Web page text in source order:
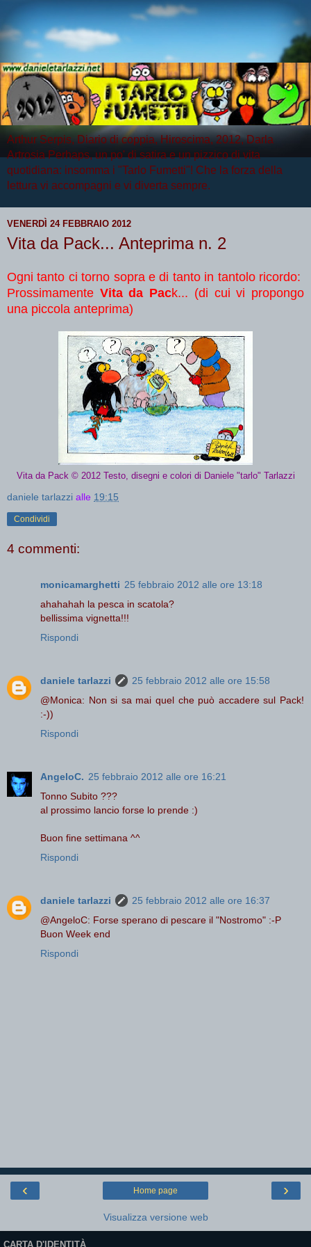
Arthur Serpis, Diario di coppia, Hiroscima, 2012, Darla
Artrosia Perhaps, un po' di satira e un pizzico di vita
quotidiana: insomma i "Tarlo Fumetti"! Che la forza della
lettura vi accompagni e vi diverta sempre.
VENERDÌ 24 FEBBRAIO 2012
Vita da Pack... Anteprima n. 2
Ogni tanto ci torno sopra e di tanto in tantolo ricordo:
Prossimamente Vita da Pack... (di cui vi propongo
una piccola anteprima)
Vita da Pack © 2012 Testo, disegni e colori di Daniele "tarlo" Tarlazzi
daniele tarlazzi alle 19:15
Condividi
4 commenti:
monicamarghetti 25 febbraio 2012 alle ore 13:18
ahahahah la pesca in scatola?
bellissima vignetta!!!
Rispondi
daniele tarlazzi
25 febbraio 2012 alle ore 15:58
@Monica: Non si sa mai quel che può accadere sul Pack!
:-))
Rispondi
AngeloC. 25 febbraio 2012 alle ore 16:21
Tonno Subito ???
al prossimo lancio forse lo prende :)
Buon fine settimana ^^
Rispondi
daniele tarlazzi
25 febbraio 2012 alle ore 16:37
@AngeloC: Forse sperano di pescare il "Nostromo" :-P
Buon Week end
Rispondi
‹ ›
Home page
Visualizza versione web
CARTA D'IDENTITÀ